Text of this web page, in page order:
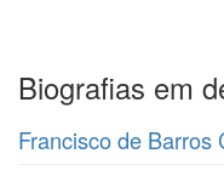
Biografias em
Francisco de Barros